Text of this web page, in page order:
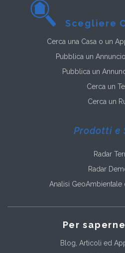
Scegliere
Cerca una Casa o un
Pubblica un
Pubblica un
Cerca un
Cerca un
Prodotti e
Radar
Radar
Analisi GeoAmbientale
Per
Blog, Articoli ed